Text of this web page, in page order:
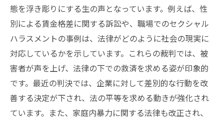
態を浮き彫りにする生の声となっています。例えば、性
別による賃金格差に関する訴訟や、職場でのセクシャル
ハラスメントの事例は、法律がどのように社会の現実に
対応しているかを示しています。これらの裁判では、被
害者が声を上げ、法律の下での救済を求める姿が印象的
です。最近の判決では、企業に対して差別的な行動を改
善する決定が下され、法の平等を求める動きが強化され
ています。また、家庭内暴力に関する法律も改正され、